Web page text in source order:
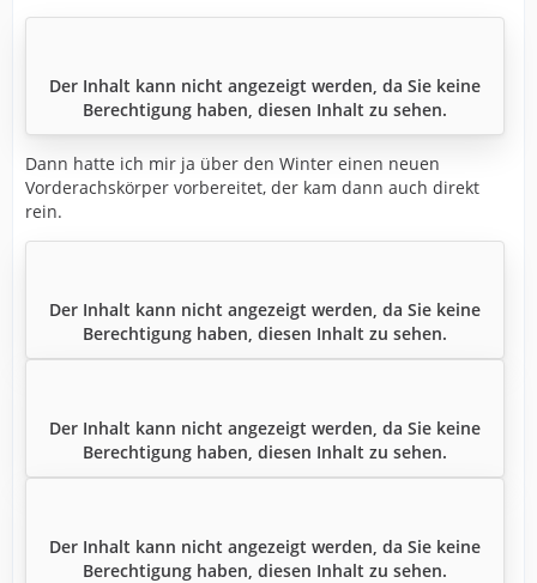
Der Inhalt kann nicht angezeigt werden, da Sie keine
Berechtigung haben, diesen Inhalt zu sehen.
Dann hatte ich mir ja über den Winter einen neuen
Vorderachskörper vorbereitet, der kam dann auch direkt
rein.
Der Inhalt kann nicht angezeigt werden, da Sie keine
Berechtigung haben, diesen Inhalt zu sehen.
Der Inhalt kann nicht angezeigt werden, da Sie keine
Berechtigung haben, diesen Inhalt zu sehen.
Der Inhalt kann nicht angezeigt werden, da Sie keine
Berechtigung haben, diesen Inhalt zu sehen.